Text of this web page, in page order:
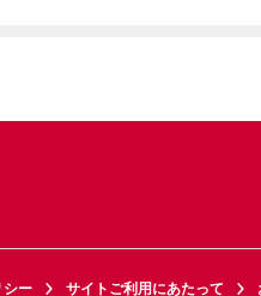
シー サイトご利用にあたって